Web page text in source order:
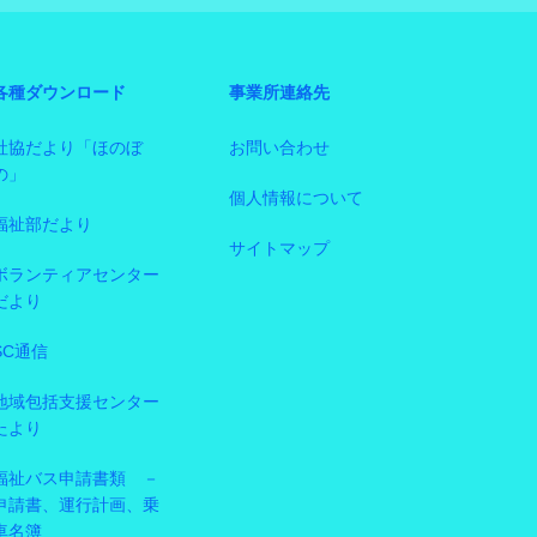
種ダウンロード
協だより「ほのぼ
」
祉部だより
ランティアセンター
より
通信
域包括支援センター
より
祉バス申請書類 －
請書、運行計画、乗
名簿
事業所連絡先
お問い合わせ
個人情報について
サイトマップ